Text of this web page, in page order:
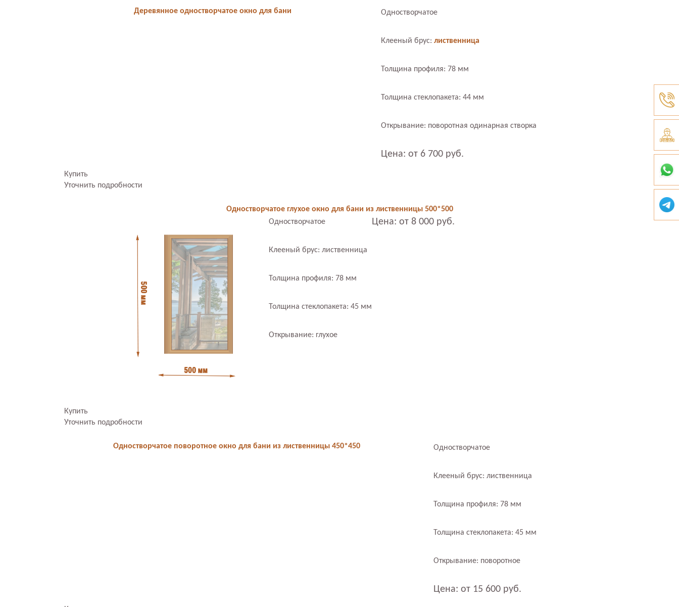
Деревянное одностворчатое окно для бани Одностворчатое
Клееный брус:лиственница
Толщина профиля: 78 мм
Толщина стеклопакета: 44 мм
Открывание: поворотная одинарная створка
Цена: от 6 700 руб.
Купить
Уточнить подробности
Одностворчатое глухое окно для бани из лиственницы 500*500
Одностворчатое
Клееный брус: лиственница
Толщина профиля: 78 мм
Толщина стеклопакета: 45 мм
Открывание: глухое
Цена: от 8 000 руб.
Купить
Уточнить подробности
Одностворчатое поворотное окно для бани из лиственницы 450*450 Одностворчатое
Клееный брус: лиственница
Толщина профиля: 78 мм
Толщина стеклопакета: 45 мм
Открывание: поворотное
Цена: от 15 600 руб.